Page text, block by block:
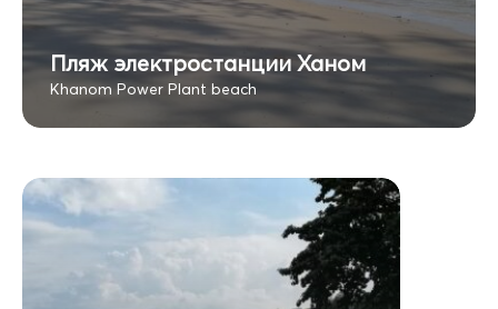
Пляж электростанции Ханом
Khanom Power Plant beach